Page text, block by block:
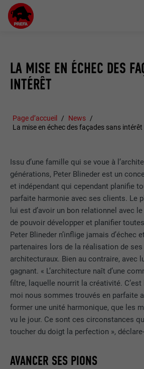
LA MISE EN ÉCHEC DES
INTÉRÊT
Page d’accueil
News
La mise en échec des façades sans intérêt
Issu d’une famille qui se voue à
générations, Peter Blineder est un
et indépendant qui cependant planifie
parfaite harmonie avec ses clients. Le
lui est d’avoir un bon relationnel avec
de pouvoir développer et planifier
Peter Blineder n’inflige jamais d’échec
partenaires lors de la réalisation de
architecturaux. Bien au contraire, avec
gagnant. « L’architecture naît d’une
filtre, laquelle nourrit la créativité.
moi nous sommes trouvés en parfaite
former une unité harmonique, que les
vu le jour. Ce sont ces circonstances
toucher du doigt la perfection »,
AVANCER SES PIONS